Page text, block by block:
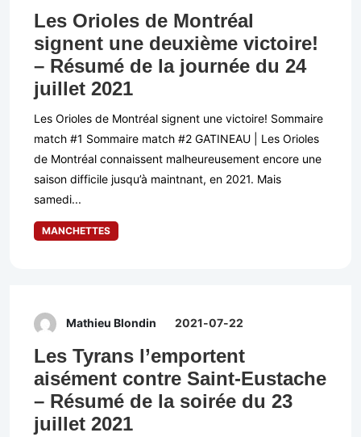
Les Orioles de Montréal
signent une deuxième victoire!
– Résumé de la journée du 24
juillet 2021
Les Orioles de Montréal signent une victoire! Sommaire
match #1 Sommaire match #2 GATINEAU | Les Orioles
de Montréal connaissent malheureusement encore une
saison difficile jusqu’à maintnant, en 2021. Mais
samedi...
MANCHETTES
Mathieu Blondin 2021-07-22
Les Tyrans l’emportent
aisément contre Saint-Eustache
– Résumé de la soirée du 23
juillet 2021